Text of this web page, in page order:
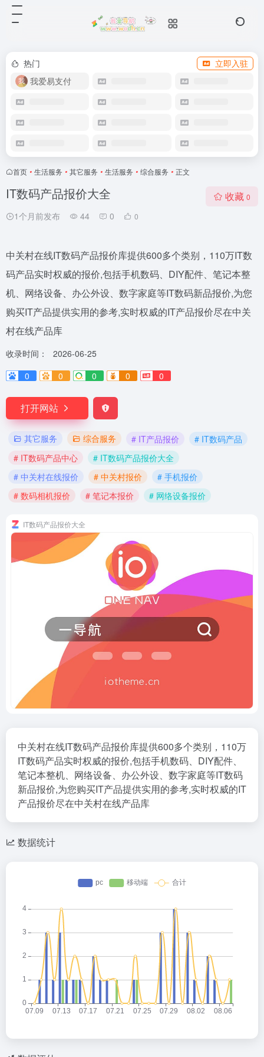
热门
立即入驻
我爱易支付
首页 • 生活服务 • 其它服务 • 生活服务 • 综合服务 • 正文
IT数码产品报价大全
1个月前发布 44 0 0
收藏 0
中关村在线IT数码产品报价库提供600多个类别，110万IT数
码产品实时权威的报价,包括手机数码、DIY配件、笔记本整
机、网络设备、办公外设、数字家庭等IT数码新品报价,为您
购买IT产品提供实用的参考,实时权威的IT产品报价尽在中关
村在线产品库
收录时间：
2026-06-25
0
0 0 0 0
打开网站
其它服务 综合服务 # IT产品报价
# IT数码产品
# IT数码产品中心
# IT数码产品报价大全
# 中关村在线报价
# 中关村报价
# 手机报价
# 数码相机报价
# 笔记本报价 # 网络设备报价
IT数码产品报价大全
中关村在线IT数码产品报价库提供600多个类别，110万
IT数码产品实时权威的报价,包括手机数码、DIY配件、
笔记本整机、网络设备、办公外设、数字家庭等IT数码
新品报价,为您购买IT产品提供实用的参考,实时权威的IT
产品报价尽在中关村在线产品库
数据统计